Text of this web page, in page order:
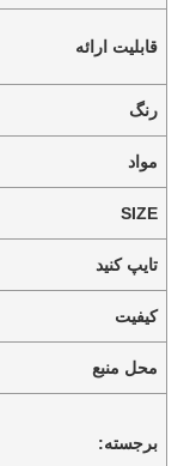
قابلیت ارائه
رنگ
مواد
SIZE
تایپ کنید
کیفیت
محل منبع
برجسته: